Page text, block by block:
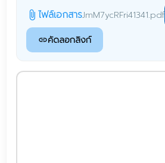
attach_file ไฟล์เอกสารJmM7ycRFri41341.pdf
linkคัดลอกลิงก์